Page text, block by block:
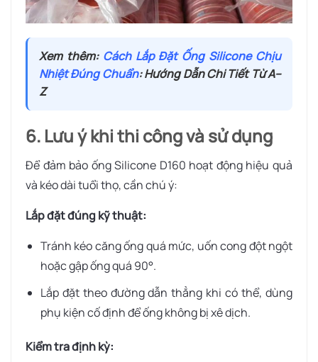
Xem thêm: Cách Lắp Đặt Ống Silicone Chịu
Nhiệt Đúng Chuẩn: Hướng Dẫn Chi Tiết Từ A–
Z
6. Lưu ý khi thi công và sử dụng
Để đảm bảo ống Silicone D160 hoạt động hiệu quả
và kéo dài tuổi thọ, cần chú ý:
Lắp đặt đúng kỹ thuật:
Tránh kéo căng ống quá mức, uốn cong đột ngột
hoặc gập ống quá 90°.
Lắp đặt theo đường dẫn thẳng khi có thể, dùng
phụ kiện cố định để ống không bị xê dịch.
Kiểm tra định kỳ: